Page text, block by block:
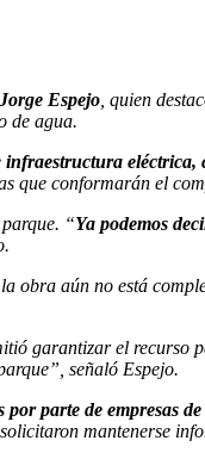
Jorge Espejo , quien
de agua.
infraestructura eléctrica,
que conformarán el
“Ya podemos
obra aún no está
garantizar el recurso
señaló Espejo.
por parte de empresas
mantenerse